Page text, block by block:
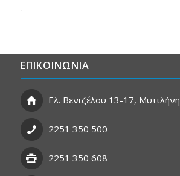
ΕΠΙΚΟΙΝΩΝΙΑ
Ελ. Βενιζέλου 13-17, Μυτιλήνη
2251 350 500
2251 350 608